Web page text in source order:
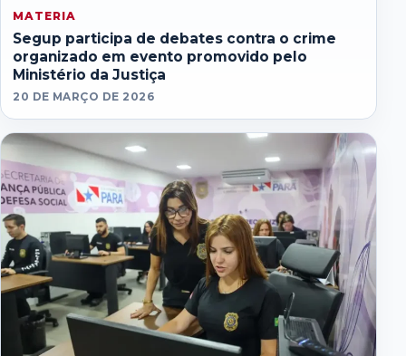
MATERIA
Segup participa de debates contra o crime
organizado em evento promovido pelo
Ministério da Justiça
20 DE MARÇO DE 2026